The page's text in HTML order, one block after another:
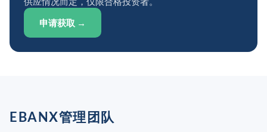
申请获取 →
EBANX管理团队